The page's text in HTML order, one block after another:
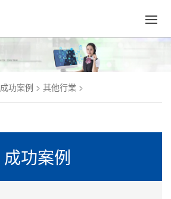
成功案例 > 其他行業 >
成功案例